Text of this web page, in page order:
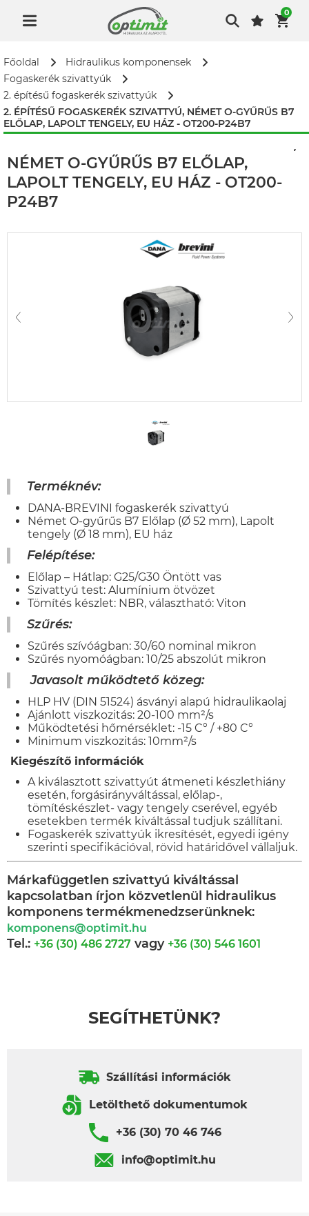
0
Főoldal
Hidraulikus komponensek
Fogaskerék szivattyúk
2. építésű fogaskerék szivattyúk
2. ÉPÍTÉSŰ FOGASKERÉK SZIVATTYÚ, NÉMET O-GYŰRŰS B7
ELŐLAP, LAPOLT TENGELY, EU HÁZ - OT200-P24B7
NÉMET O-GYŰRŰS B7 ELŐLAP,
LAPOLT TENGELY, EU HÁZ - OT200-
P24B7
Terméknév:
DANA-BREVINI fogaskerék szivattyú
Német O-gyűrűs B7 Előlap (Ø 52 mm), Lapolt
tengely (Ø 18 mm), EU ház
Felépítése:
Előlap – Hátlap: G25/G30 Öntött vas
Szivattyú test: Alumínium ötvözet
Tömítés készlet: NBR, választható: Viton
Szűrés:
Szűrés szívóágban: 30/60 nominal mikron
Szűrés nyomóágban: 10/25 abszolút mikron
Javasolt működtető közeg:
HLP HV (DIN 51524) ásványi alapú hidraulikaolaj
Ajánlott viszkozitás: 20-100 mm²/s
Működtetési hőmérséklet: -15 C° / +80 C°
Minimum viszkozitás: 10mm²/s
Kiegészítő információk
A kiválasztott szivattyút átmeneti készlethiány
esetén, forgásirányváltással, előlap-,
tömítéskészlet- vagy tengely cserével, egyéb
esetekben termék kiváltással tudjuk szállítani.
Fogaskerék szivattyúk ikresítését, egyedi igény
szerinti specifikációval, rövid határidővel vállaljuk.
Márkafüggetlen szivattyú kiváltással
kapcsolatban írjon közvetlenül hidraulikus
komponens termékmenedzserünknek:
komponens@optimit.hu
Tel.: +36 (30) 486 2727 vagy +36 (30) 546 1601
SEGÍTHETÜNK?
Szállítási információk
Letölthető dokumentumok
+36 (30) 70 46 746
info@optimit.hu